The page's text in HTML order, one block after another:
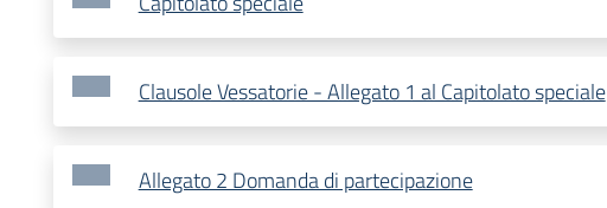
Clausole Vessatorie - Allegato 1 al Capitolato speciale
Allegato 2 Domanda di partecipazione